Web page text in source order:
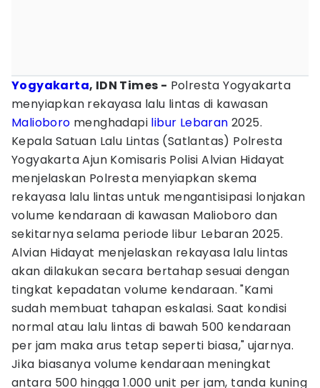
Yogyakarta, IDN Times - Polresta Yogyakarta
menyiapkan rekayasa lalu lintas di kawasan
Malioboro menghadapi libur Lebaran 2025.
Kepala Satuan Lalu Lintas (Satlantas) Polresta
Yogyakarta Ajun Komisaris Polisi Alvian Hidayat
menjelaskan Polresta menyiapkan skema
rekayasa lalu lintas untuk mengantisipasi lonjakan
volume kendaraan di kawasan Malioboro dan
sekitarnya selama periode libur Lebaran 2025.
Alvian Hidayat menjelaskan rekayasa lalu lintas
akan dilakukan secara bertahap sesuai dengan
tingkat kepadatan volume kendaraan. "Kami
sudah membuat tahapan eskalasi. Saat kondisi
normal atau lalu lintas di bawah 500 kendaraan
per jam maka arus tetap seperti biasa," ujarnya.
Jika biasanya volume kendaraan meningkat
antara 500 hingga 1.000 unit per jam, tanda kuning